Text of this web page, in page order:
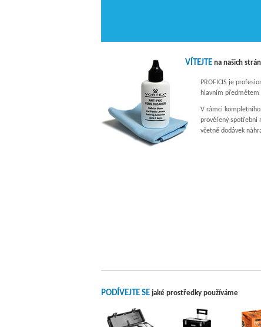
VÍTEJTE na našich
PROFICIS je
hlavním předmětem
V rámci
prověřený spotřební
včetně dodávek
PODÍVEJTE SE jaké prostředky používáme